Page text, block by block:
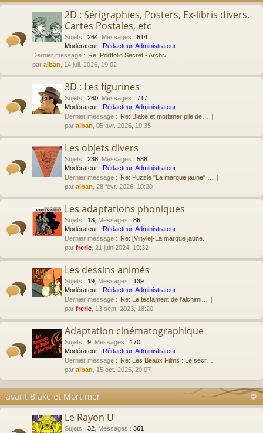
2D : Sérigraphies, Posters, Ex-libris divers,
Cartes Postales, etc
Sujets : 264 Messages : 614
Modérateur : Rédacteur-Administrateur
Dernier message : Re: Portfolio Secret - Archiv…
par alban , 14 juil. 2026, 19:02
3D : Les figurines
Sujets : 260 Messages : 717
Modérateur : Rédacteur-Administrateur
Dernier message : Re: Blake et mortimer pile de…
par alban , 05 avr. 2026, 10:35
Les objets divers
Sujets : 238 Messages : 588
Modérateur : Rédacteur-Administrateur
Dernier message : Re: Puzzle "La marque jaune" …
par alban , 28 févr. 2026, 10:20
Les adaptations phoniques
Sujets : 13 Messages : 86
Modérateur : Rédacteur-Administrateur
Dernier message : Re: [Vinyle]-La marque jaune.
par freric , 21 juin 2024, 19:32
Les dessins animés
Sujets : 19 Messages : 139
Modérateur : Rédacteur-Administrateur
Dernier message : Re: Le testament de l'alchimi…
par freric , 13 sept. 2023, 18:20
Adaptation cinématographique
Sujets : 9 Messages : 170
Modérateur : Rédacteur-Administrateur
Dernier message : Re: Les Beaux Films : Le secr…
par alban , 15 oct. 2025, 20:07
avant Blake et Mortimer
Le Rayon U
Sujets : 32 Messages : 361